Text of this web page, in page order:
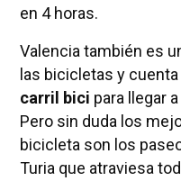
en 4 horas.
Valencia también es
las bicicletas y
carril bici para llegar
Pero sin duda los
bicicleta son los
Turia que atraviesa